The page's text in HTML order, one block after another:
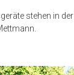
stehen in der